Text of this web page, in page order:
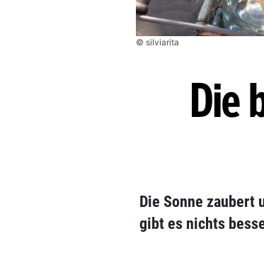
© silviarita
Die
Die Sonne zaubert
gibt es nichts